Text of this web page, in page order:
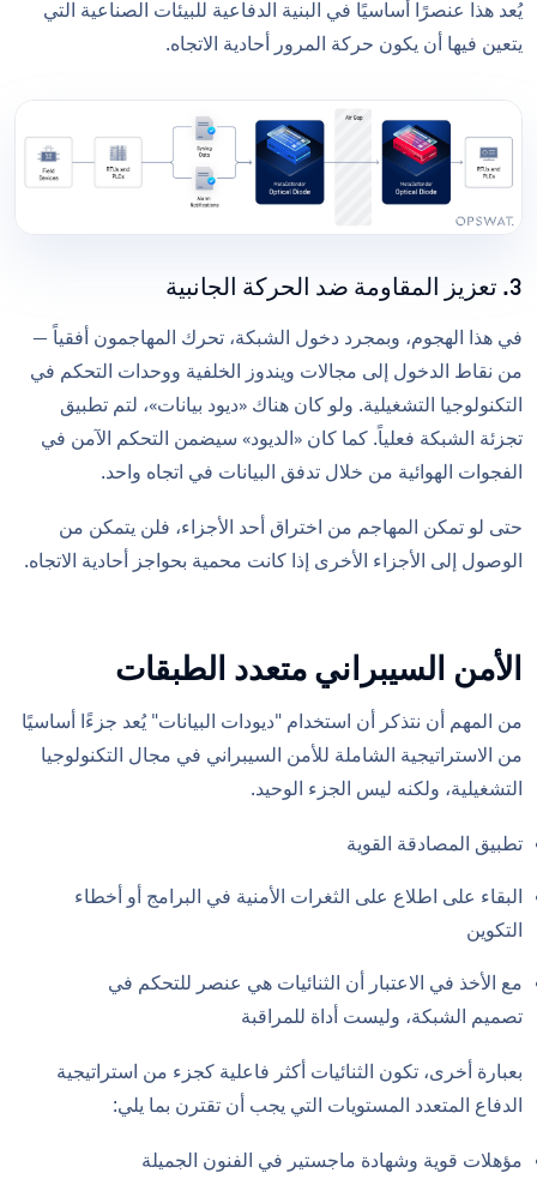
يُعد هذا عنصرًا أساسيًا في البنية الدفاعية للبيئات الصناعية التي
يتعين فيها أن يكون حركة المرور أحادية الاتجاه.
3. تعزيز المقاومة ضد الحركة الجانبية
في هذا الهجوم، وبمجرد دخول الشبكة، تحرك المهاجمون أفقياً —
من نقاط الدخول إلى مجالات ويندوز الخلفية ووحدات التحكم في
التكنولوجيا التشغيلية. ولو كان هناك «ديود بيانات»، لتم تطبيق
تجزئة الشبكة فعلياً. كما كان «الديود» سيضمن التحكم الآمن في
الفجوات الهوائية من خلال تدفق البيانات في اتجاه واحد.
حتى لو تمكن المهاجم من اختراق أحد الأجزاء، فلن يتمكن من
الوصول إلى الأجزاء الأخرى إذا كانت محمية بحواجز أحادية الاتجاه.
الأمن السيبراني متعدد الطبقات
من المهم أن نتذكر أن استخدام "ديودات البيانات" يُعد جزءًا أساسيًا
من الاستراتيجية الشاملة للأمن السيبراني في مجال التكنولوجيا
التشغيلية، ولكنه ليس الجزء الوحيد.
تطبيق المصادقة القوية
البقاء على اطلاع على الثغرات الأمنية في البرامج أو أخطاء
التكوين
مع الأخذ في الاعتبار أن الثنائيات هي عنصر للتحكم في
تصميم الشبكة، وليست أداة للمراقبة
بعبارة أخرى، تكون الثنائيات أكثر فاعلية كجزء من استراتيجية
الدفاع المتعدد المستويات التي يجب أن تقترن بما يلي:
مؤهلات قوية وشهادة ماجستير في الفنون الجميلة